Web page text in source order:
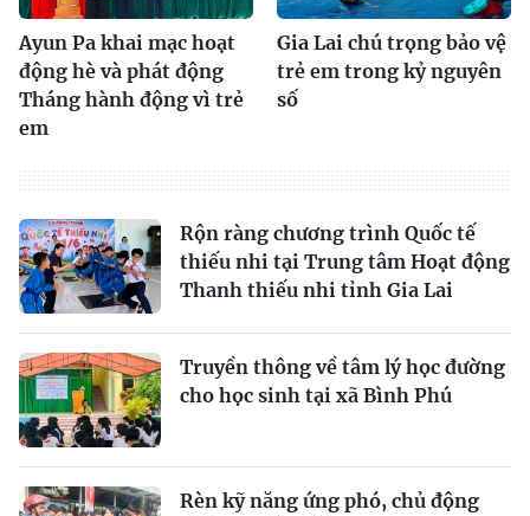
Ayun Pa khai mạc hoạt
động hè và phát động
Tháng hành động vì trẻ
em
Gia Lai chú trọng bảo vệ
trẻ em trong kỷ nguyên
số
Rộn ràng chương trình Quốc tế
thiếu nhi tại Trung tâm Hoạt động
Thanh thiếu nhi tỉnh Gia Lai
Truyền thông về tâm lý học đường
cho học sinh tại xã Bình Phú
Rèn kỹ năng ứng phó, chủ động